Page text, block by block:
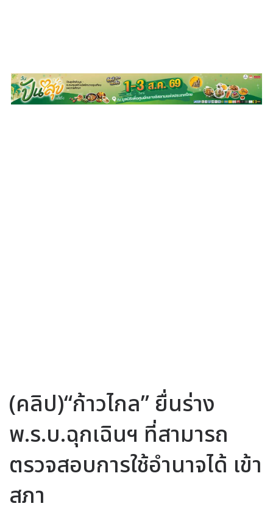
(คลิป)“ก้าวไกล” ยื่นร่าง
พ.ร.บ.ฉุกเฉินฯ ที่สามารถ
ตรวจสอบการใช้อำนาจได้ เข้า
สภา